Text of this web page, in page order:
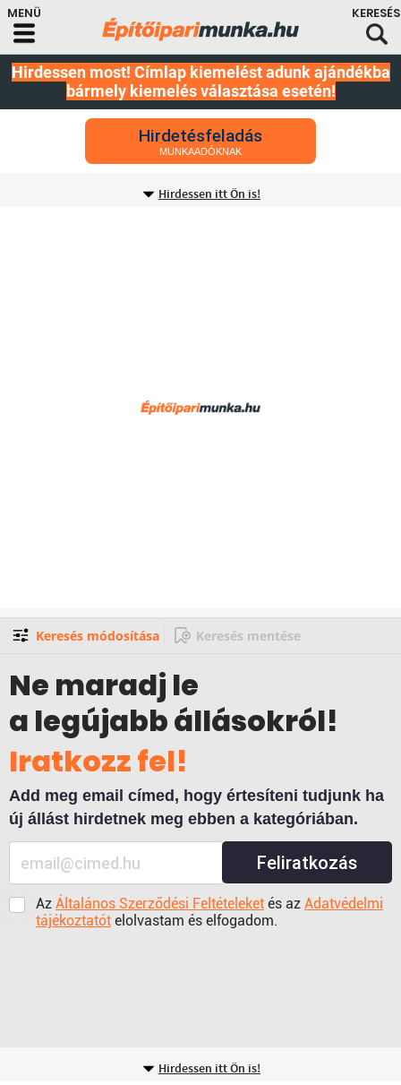
Hirdessen most! Címlap kiemelést adunk ajándékba
bármely kiemelés választása esetén!
Hirdetésfeladás
MUNKAADÓKNAK
Hirdessen itt Ön is!
Keresés módosítása Keresés mentése
Ne maradj le
a legújabb állásokról!
Iratkozz fel!
Add meg email címed, hogy értesíteni tudjunk ha
új állást hirdetnek meg ebben a kategóriában.
Feliratkozás
Az Általános Szerződési Feltételeket és az Adatvédelmi
tájékoztatót elolvastam és elfogadom.
Hirdessen itt Ön is!